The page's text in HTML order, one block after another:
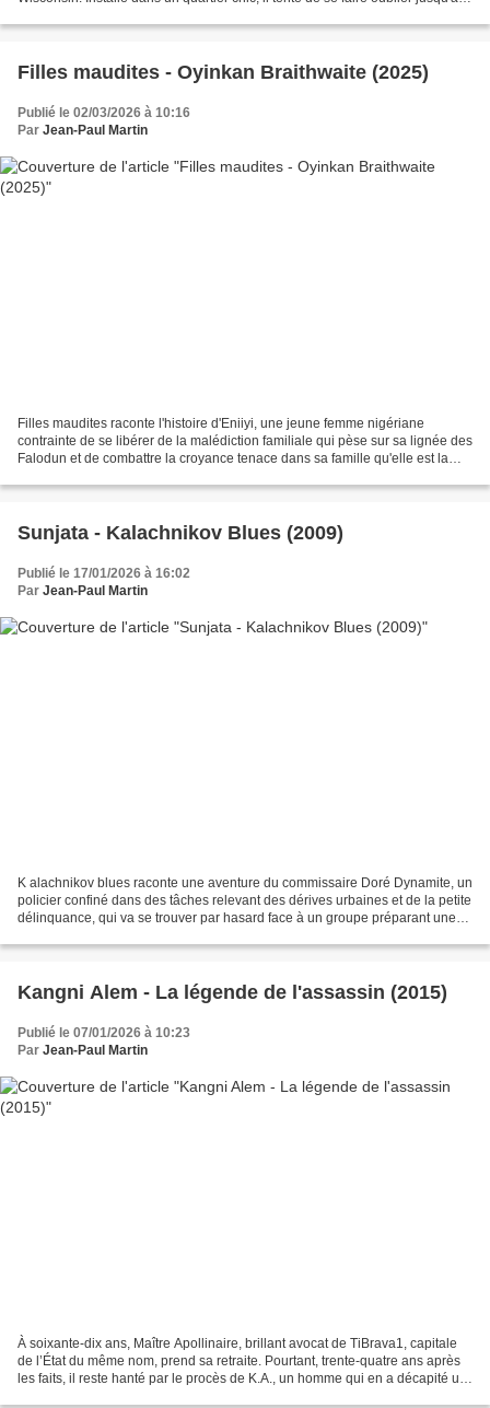
Filles maudites - Oyinkan Braithwaite (2025)
Publié le 02/03/2026 à 10:16
Par Jean-Paul Martin
Filles maudites raconte l'histoire d'Eniiyi, une jeune femme nigériane
contrainte de se libérer de la malédiction familiale qui pèse sur sa lignée des
Falodun et de combattre la croyance tenace dans sa famille qu'elle est la
Sunjata - Kalachnikov Blues (2009)
Publié le 17/01/2026 à 16:02
Par Jean-Paul Martin
K alachnikov blues raconte une aventure du commissaire Doré Dynamite, un
policier confiné dans des tâches relevant des dérives urbaines et de la petite
délinquance, qui va se trouver par hasard face à un groupe préparant une
Kangni Alem - La légende de l'assassin (2015)
Publié le 07/01/2026 à 10:23
Par Jean-Paul Martin
À soixante-dix ans, Maître Apollinaire, brillant avocat de TiBrava1, capitale
de l’État du même nom, prend sa retraite. Pourtant, trente-quatre ans après
les faits, il reste hanté par le procès de K.A., un homme qui en a décapité un